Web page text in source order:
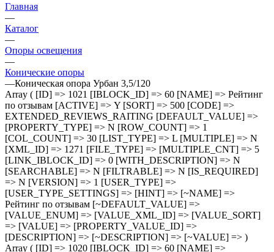
Главная
—
Каталог
—
Опоры освещения
—
Конические опоры
—Коническая опора Урбан 3,5/120
Array ( [ID] => 1021 [IBLOCK_ID] => 60 [NAME] => Рейтинг
по отзывам [ACTIVE] => Y [SORT] => 500 [CODE] =>
EXTENDED_REVIEWS_RAITING [DEFAULT_VALUE] =>
[PROPERTY_TYPE] => N [ROW_COUNT] => 1
[COL_COUNT] => 30 [LIST_TYPE] => L [MULTIPLE] => N
[XML_ID] => 1271 [FILE_TYPE] => [MULTIPLE_CNT] => 5
[LINK_IBLOCK_ID] => 0 [WITH_DESCRIPTION] => N
[SEARCHABLE] => N [FILTRABLE] => N [IS_REQUIRED]
=> N [VERSION] => 1 [USER_TYPE] =>
[USER_TYPE_SETTINGS] => [HINT] => [~NAME] =>
Рейтинг по отзывам [~DEFAULT_VALUE] =>
[VALUE_ENUM] => [VALUE_XML_ID] => [VALUE_SORT]
=> [VALUE] => [PROPERTY_VALUE_ID] =>
[DESCRIPTION] => [~DESCRIPTION] => [~VALUE] => )
Array ( [ID] => 1020 [IBLOCK_ID] => 60 [NAME] =>